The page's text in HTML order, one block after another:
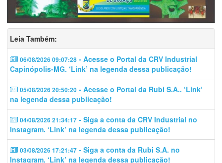
Leia Também:
06/08/2026 09:07:28 - Acesse o Portal da CRV Industrial
Capinópolis-MG. ‘Link’ na legenda dessa publicação!
05/08/2026 20:50:20 - Acesse o Portal da Rubi S.A.. ‘Link’
na legenda dessa publicação!
04/08/2026 21:34:17 - Siga a conta da CRV Industrial no
Instagram. ‘Link’ na legenda dessa publicação!
03/08/2026 17:21:47 - Siga a conta da Rubi S.A. no
Instagram. ‘Link’ na legenda dessa publicação!